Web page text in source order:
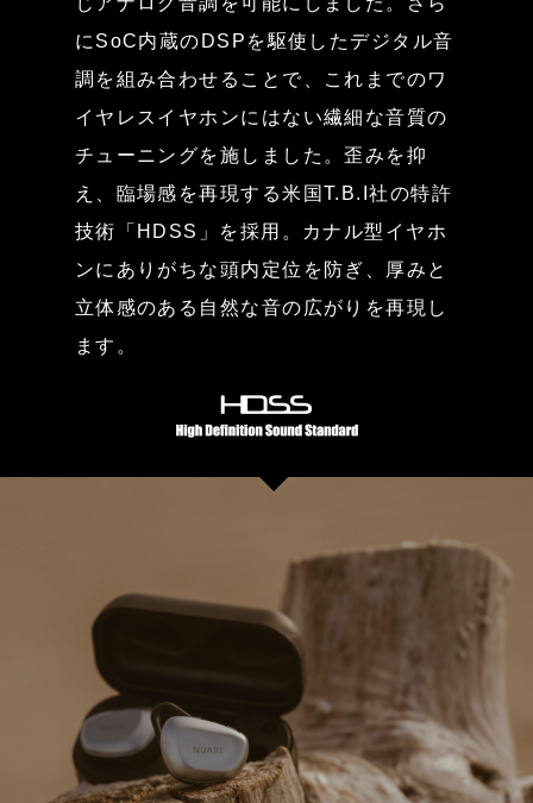
にSoC内蔵のDSPを駆使したデジタル音
調を組み合わせることで、これまでのワ
イヤレスイヤホンにはない繊細な音質の
チューニングを施しました。歪みを抑
え、臨場感を再現する米国T.B.I社の特許
技術「HDSS」を採用。カナル型イヤホ
ンにありがちな頭内定位を防ぎ、厚みと
立体感のある自然な音の広がりを再現し
ます。